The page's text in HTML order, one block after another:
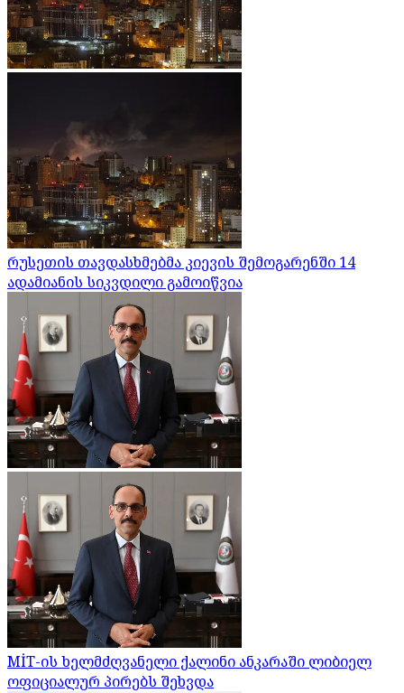
რუსეთის თავდასხმებმა კიევის შემოგარენში 14
ადამიანის სიკვდილი გამოიწვია
MİT-ის ხელმძღვანელი ქალინი ანკარაში ლიბიელ
ოფიციალურ პირებს შეხვდა